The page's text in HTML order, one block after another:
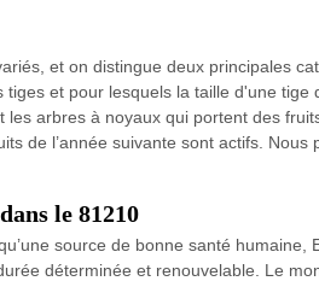
et on distingue deux principales
et pour lesquels la taille d'une tige
arbres à noyaux qui portent des
de l’année suivante sont actifs. Nous
le 81210
source de bonne santé humaine,
déterminée et renouvelable. Le